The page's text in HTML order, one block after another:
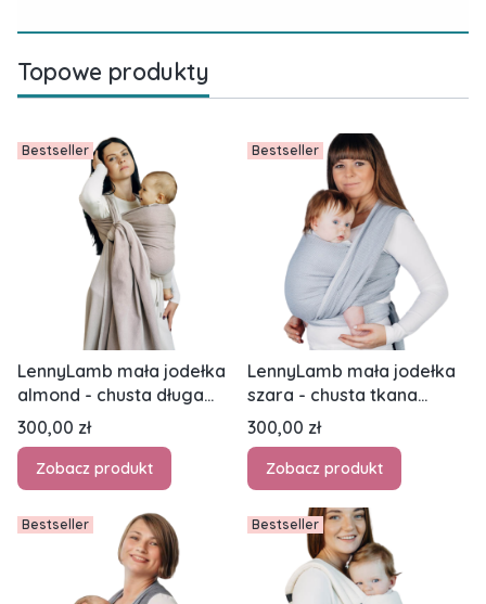
Topowe produkty
Bestseller
LennyLamb mała jodełka
almond - chusta długa
tkana
Cena
300,00 zł
Zobacz produkt
Bestseller
LennyLamb mała jodełka
szara - chusta tkana
długa
Cena
300,00 zł
Zobacz produkt
Bestseller Bestseller